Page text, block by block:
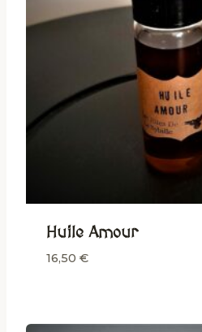
Huile Amour
16,50 €